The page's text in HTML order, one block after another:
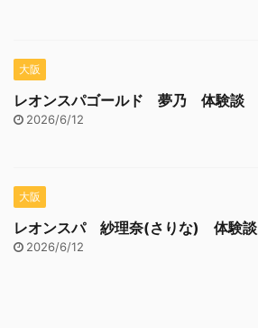
大阪
レオンスパゴールド 夢乃 体験談
2026/6/12
大阪
レオンスパ 紗理奈(さりな) 体験談
2026/6/12